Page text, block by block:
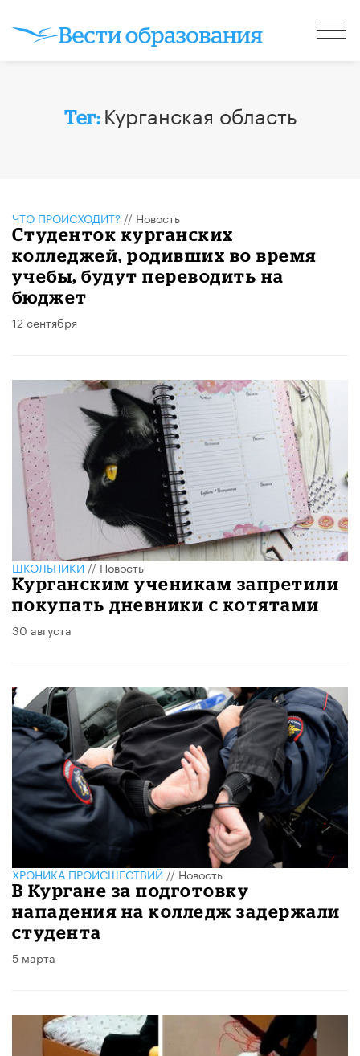
Тег: Курганская область
ЧТО ПРОИСХОДИТ? // Новость
Студенток курганских
колледжей, родивших во время
учебы, будут переводить на
бюджет
12 сентября
ШКОЛЬНИКИ//Новость
Курганским ученикам запретили
покупать дневники с котятами
30 августа
ХРОНИКА ПРОИСШЕСТВИЙ//Новость
В Кургане за подготовку
нападения на колледж задержали
студента
5 марта